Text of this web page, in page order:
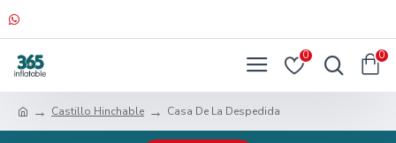
0 0
Castillo Hinchable Casa De La Despedida